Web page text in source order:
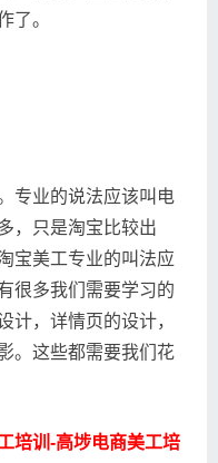
了。
专业的说法应该叫电
，只是淘宝比较出
宝美工专业的叫法应
很多我们需要学习的
计，详情页的设计，
。这些都需要我们花
培训-高埗电商美工培